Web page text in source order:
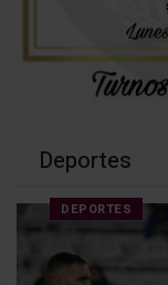
Deportes
DEPORTES